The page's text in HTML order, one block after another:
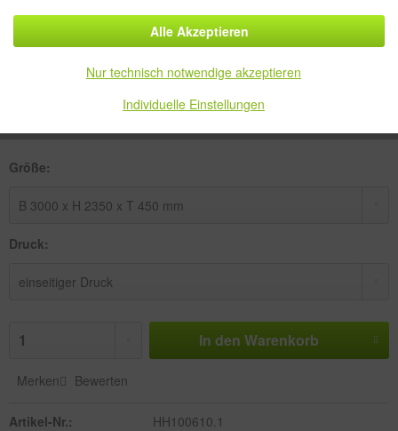
1.014,49 € *
zzgl. Versandkosten
Größe:
Druck:
In den Warenkorb
Merken Bewerten
Artikel-Nr.: HH100610.1
Individuelle Einstellungen
Nur technisch notwendige akzeptieren
Alle Akzeptieren